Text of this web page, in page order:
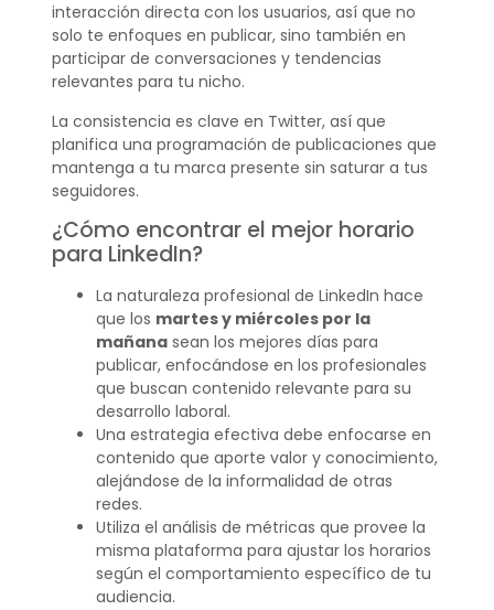
interacción directa con los usuarios, así que no
solo te enfoques en publicar, sino también en
participar de conversaciones y tendencias
relevantes para tu nicho.
La consistencia es clave en Twitter, así que
planifica una programación de publicaciones que
mantenga a tu marca presente sin saturar a tus
seguidores.
¿Cómo encontrar el mejor horario
para LinkedIn?
La naturaleza profesional de LinkedIn hace
que los martes y miércoles por la
mañanasean los mejores días para
publicar, enfocándose en los profesionales
que buscan contenido relevante para su
desarrollo laboral.
Una estrategia efectiva debe enfocarse en
contenido que aporte valor y conocimiento,
alejándose de la informalidad de otras
redes.
Utiliza el análisis de métricas que provee la
misma plataforma para ajustar los horarios
según el comportamiento específico de tu
audiencia.